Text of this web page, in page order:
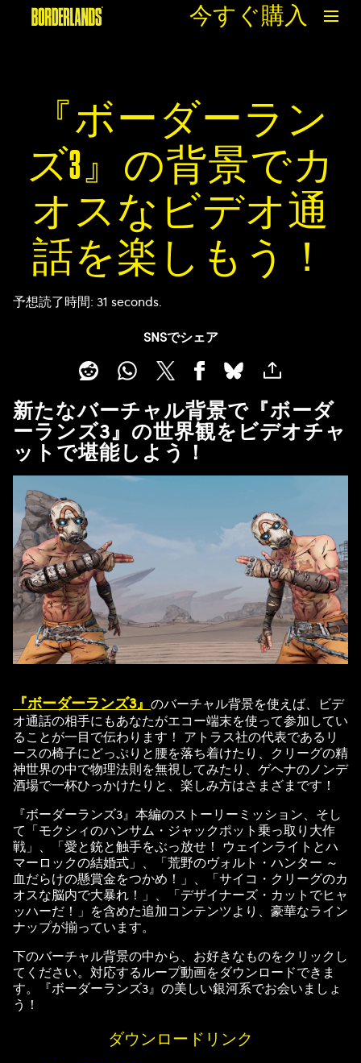
今すぐ購入
『ボーダーラン
ズ3』の背景でカ
オスなビデオ通
話を楽しもう！
予想読了時間 31 seconds
SNSでシェア
新たなバーチャル背景で『ボーダ
ーランズ3』の世界観をビデオチャ
ットで堪能しよう！
『ボーダーランズ3』 のバーチャル背景を使えば、ビデ
オ通話の相手にもあなたがエコー端末を使って参加してい
ることが一目で伝わります！ アトラス社の代表であるリ
ースの椅子にどっぷりと腰を落ち着けたり、クリーグの精
神世界の中で物理法則を無視してみたり、ゲヘナのノンデ
酒場で一杯ひっかけたりと、楽しみ方はさまざまです！
『ボーダーランズ3』本編のストーリーミッション、そし
て「モクシィのハンサム・ジャックポット乗っ取り大作
戦」、「愛と銃と触手をぶっ放せ！ ウェインライトとハ
マーロックの結婚式」、「荒野のヴォルト・ハンター ～
血だらけの懸賞金をつかめ！」、「サイコ・クリーグのカ
オスな脳内で大暴れ！」、「デザイナーズ・カットでヒャ
ッハーだ！」を含めた追加コンテンツより、豪華なライン
ナップが揃っています。
下のバーチャル背景の中から、お好きなものをクリックし
てください。対応するループ動画をダウンロードできま
す。『ボーダーランズ3』の美しい銀河系でお会いましょ
う！
ダウンロードリンク